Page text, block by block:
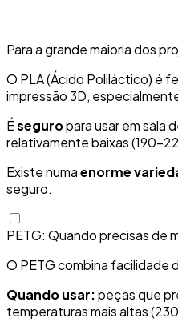
Para a grande maioria dos
O PLA (Ácido Poliláctico) é
impressão 3D,
Éseguropara usar em sala
relativamente baixas (190-
Existe numaenorme
seguro.
PETG: Quando precisas de
O PETG combina facilidade
Quando usar:peças que
temperaturas mais altas